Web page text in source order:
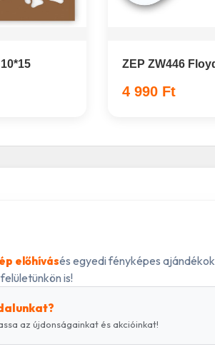
ZEP ZW446
4 990 Ft
előhívásés egyedi fényképes
is!
az újdonságainkat és akcióinkat!